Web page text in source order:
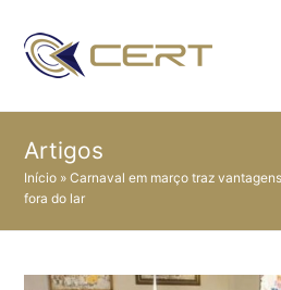
Artigos
Início »Carnaval em março traz
fora do lar